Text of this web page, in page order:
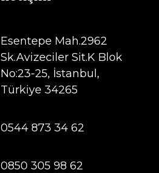
Esentepe Mah.2962
Sk.Avizeciler Sit.K Blok
No:23-25, İstanbul,
Türkiye 34265
0544 873 34 62
0850 305 98 62